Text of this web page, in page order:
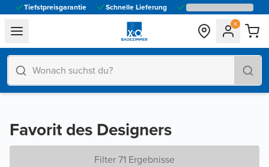
Tiefstpreisgarantie Schnelle Lieferung
general.navigation.toggle_menu.label
Favorit des Designers
Filter 71 Ergebnisse